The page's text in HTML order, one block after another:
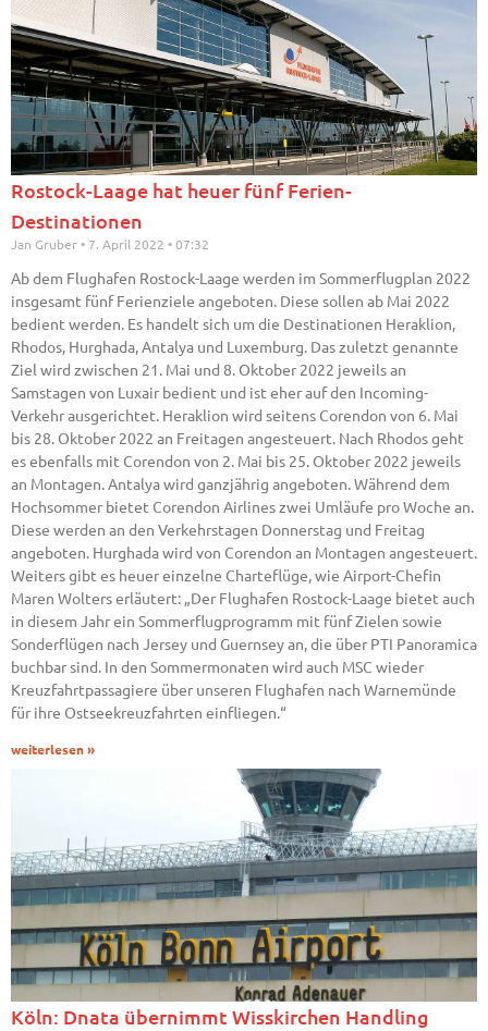
Rostock-Laage hat heuer fünf Ferien-
Destinationen
Jan Gruber 7. April 2022 07:32
Ab dem Flughafen Rostock-Laage werden im Sommerflugplan 2022
insgesamt fünf Ferienziele angeboten. Diese sollen ab Mai 2022
bedient werden. Es handelt sich um die Destinationen Heraklion,
Rhodos, Hurghada, Antalya und Luxemburg. Das zuletzt genannte
Ziel wird zwischen 21. Mai und 8. Oktober 2022 jeweils an
Samstagen von Luxair bedient und ist eher auf den Incoming-
Verkehr ausgerichtet. Heraklion wird seitens Corendon von 6. Mai
bis 28. Oktober 2022 an Freitagen angesteuert. Nach Rhodos geht
es ebenfalls mit Corendon von 2. Mai bis 25. Oktober 2022 jeweils
an Montagen. Antalya wird ganzjährig angeboten. Während dem
Hochsommer bietet Corendon Airlines zwei Umläufe pro Woche an.
Diese werden an den Verkehrstagen Donnerstag und Freitag
angeboten. Hurghada wird von Corendon an Montagen angesteuert.
Weiters gibt es heuer einzelne Charteflüge, wie Airport-Chefin
Maren Wolters erläutert: „Der Flughafen Rostock-Laage bietet auch
in diesem Jahr ein Sommerflugprogramm mit fünf Zielen sowie
Sonderflügen nach Jersey und Guernsey an, die über PTI Panoramica
buchbar sind. In den Sommermonaten wird auch MSC wieder
Kreuzfahrtpassagiere über unseren Flughafen nach Warnemünde
für ihre Ostseekreuzfahrten einfliegen.“
weiterlesen »
Köln: Dnata übernimmt Wisskirchen Handling